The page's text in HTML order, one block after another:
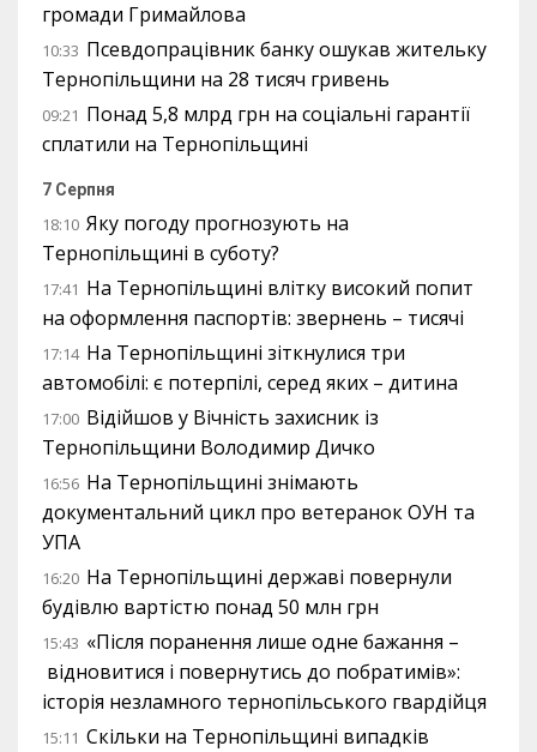
громади Гримайлова
10:33 Псевдопрацівник банку ошукав жительку
Тернопільщини на 28 тисяч гривень
09:21 Понад 5,8 млрд грн на соціальні гарантії
сплатили на Тернопільщині
7 Серпня
18:10 Яку погоду прогнозують на
Тернопільщині в суботу?
17:41 На Тернопільщині влітку високий попит
на оформлення паспортів: звернень – тисячі
17:14 На Тернопільщині зіткнулися три
автомобілі: є потерпілі, серед яких – дитина
17:00 Відійшов у Вічність захисник із
Тернопільщини Володимир Дичко
16:56 На Тернопільщині знімають
документальний цикл про ветеранок ОУН та
УПА
16:20 На Тернопільщині державі повернули
будівлю вартістю понад 50 млн грн
15:43 «Після поранення лише одне бажання –
відновитися і повернутись до побратимів»:
історія незламного тернопільського гвардійця
15:11 Скільки на Тернопільщині випадків